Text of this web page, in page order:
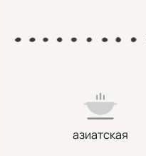
азиатская